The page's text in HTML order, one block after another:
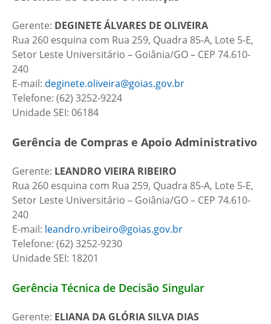
Gerente: DEGINETE ÁLVARES DE OLIVEIRA
Rua 260 esquina com Rua 259, Quadra 85-A, Lote 5-E,
Setor Leste Universitário – Goiânia/GO – CEP 74.610-
240
E-mail: deginete.oliveira@goias.gov.br
Telefone: (62) 3252-9224
Unidade SEI: 06184
Gerência de Compras e Apoio Administrativo
Gerente: LEANDRO VIEIRA RIBEIRO
Rua 260 esquina com Rua 259, Quadra 85-A, Lote 5-E,
Setor Leste Universitário – Goiânia/GO – CEP 74.610-
240
E-mail: leandro.vribeiro@goias.gov.br
Telefone: (62) 3252-9230
Unidade SEI: 18201
Gerência Técnica de Decisão Singular
Gerente: ELIANA DA GLÓRIA SILVA DIAS